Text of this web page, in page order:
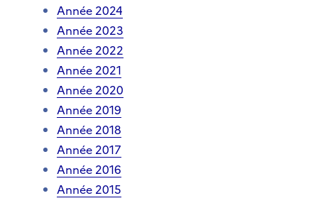
Année 2024
Année 2023
Année 2022
Année 2021
Année 2020
Année 2019
Année 2018
Année 2017
Année 2016
Année 2015